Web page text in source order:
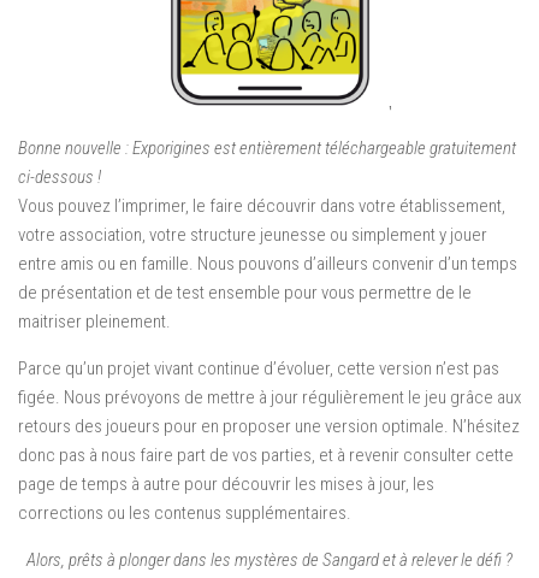
Bonne nouvelle : Exporigines est entièrement téléchargeable gratuitement
ci-dessous !
Vous pouvez l’imprimer, le faire découvrir dans votre établissement,
votre association, votre structure jeunesse ou simplement y jouer
entre amis ou en famille. Nous pouvons d’ailleurs convenir d’un temps
de présentation et de test ensemble pour vous permettre de le
maitriser pleinement.
Parce qu’un projet vivant continue d’évoluer, cette version n’est pas
figée. Nous prévoyons de mettre à jour régulièrement le jeu grâce aux
retours des joueurs pour en proposer une version optimale. N’hésitez
donc pas à nous faire part de vos parties, et à revenir consulter cette
page de temps à autre pour découvrir les mises à jour, les
corrections ou les contenus supplémentaires.
Alors, prêts à plonger dans les mystères de Sangard et à relever le défi ?